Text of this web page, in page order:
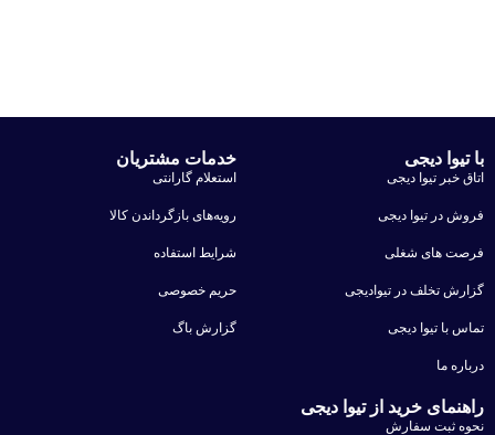
با تیوا دیجی
اتاق خبر تیوا دیجی
فروش در تیوا دیجی
فرصت های شغلی
گزارش تخلف در تیوادیجی
تماس با تیوا دیجی
درباره ما
خدمات مشتریان
استعلام گارانتی
رویه‌های بازگرداندن کالا
شرایط استفاده
حریم خصوصی
گزارش باگ
راهنمای خرید از تیوا دیجی
نحوه ثبت سفارش